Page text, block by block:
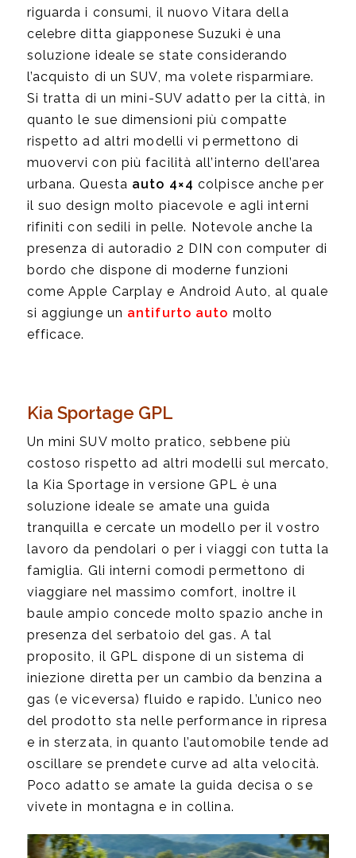
riguarda i consumi, il nuovo Vitara della
celebre ditta giapponese Suzuki è una
soluzione ideale se state considerando
l’acquisto di un SUV, ma volete risparmiare.
Si tratta di un mini-SUV adatto per la città, in
quanto le sue dimensioni più compatte
rispetto ad altri modelli vi permettono di
muovervi con più facilità all’interno dell’area
urbana. Questa auto 4×4 colpisce anche per
il suo design molto piacevole e agli interni
rifiniti con sedili in pelle. Notevole anche la
presenza di autoradio 2 DIN con computer di
bordo che dispone di moderne funzioni
come Apple Carplay e Android Auto, al quale
si aggiunge un antifurto auto molto
efficace.
Kia Sportage GPL
Un mini SUV molto pratico, sebbene più
costoso rispetto ad altri modelli sul mercato,
la Kia Sportage in versione GPL è una
soluzione ideale se amate una guida
tranquilla e cercate un modello per il vostro
lavoro da pendolari o per i viaggi con tutta la
famiglia. Gli interni comodi permettono di
viaggiare nel massimo comfort, inoltre il
baule ampio concede molto spazio anche in
presenza del serbatoio del gas. A tal
proposito, il GPL dispone di un sistema di
iniezione diretta per un cambio da benzina a
gas (e viceversa) fluido e rapido. L’unico neo
del prodotto sta nelle performance in ripresa
e in sterzata, in quanto l’automobile tende ad
oscillare se prendete curve ad alta velocità.
Poco adatto se amate la guida decisa o se
vivete in montagna e in collina.